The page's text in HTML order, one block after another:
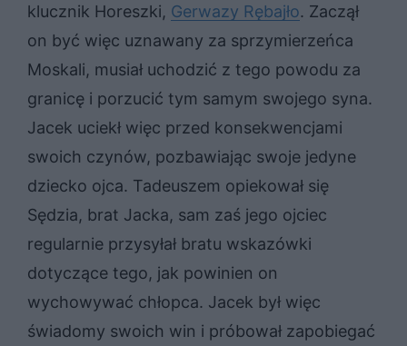
klucznik Horeszki, Gerwazy Rębajło. Zaczął
on być więc uznawany za sprzymierzeńca
Moskali, musiał uchodzić z tego powodu za
granicę i porzucić tym samym swojego syna.
Jacek uciekł więc przed konsekwencjami
swoich czynów, pozbawiając swoje jedyne
dziecko ojca. Tadeuszem opiekował się
Sędzia, brat Jacka, sam zaś jego ojciec
regularnie przysyłał bratu wskazówki
dotyczące tego, jak powinien on
wychowywać chłopca. Jacek był więc
świadomy swoich win i próbował zapobiegać